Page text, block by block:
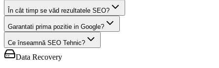
În cât timp se văd rezultatele SEO?
Garantati prima pozitie in Google?
Ce înseamnă SEO Tehnic?
Data Recovery